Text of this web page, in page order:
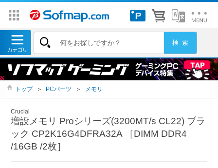
トップ ＞ PCパーツ ＞ メモリ
Crucial
増設メモリ Proシリーズ(3200MT/s CL22) ブラ
ック CP2K16G4DFRA32A ［DIMM DDR4
/16GB /2枚］